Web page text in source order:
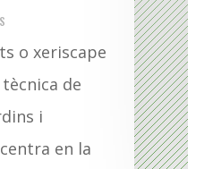
o xeriscape
de
i
en la